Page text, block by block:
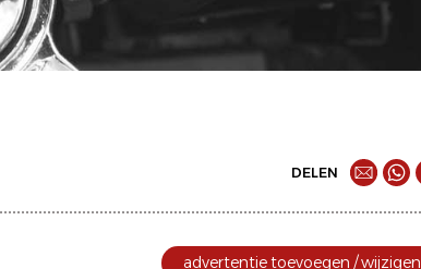
DELEN
advertentie toevoegen / wijzigen